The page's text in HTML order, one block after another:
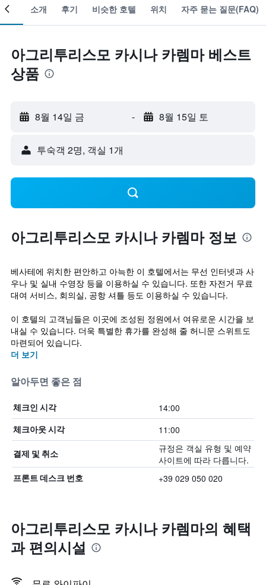
객실 소개 후기 비슷한 호텔 위치 자주 묻는 질문(FAQ)
아그리투리스모 카시나 카렘마 베스트
상품
8월 14일 금 - 8월 15일 토
​투숙객 2​명, ​객실 1개
아그리투리스모 카시나 카렘마 정보
베사테에 위치한 편안하고 아늑한 이 호텔에서는 무선 인터넷과 사
우나 및 실내 수영장 등을 이용하실 수 있습니다. 또한 자전거 무료
대여 서비스, 회의실, 공항 셔틀 등도 이용하실 수 있습니다.
이 호텔의 고객님들은 이곳에 조성된 정원에서 여유로운 시간을 보
내실 수 있습니다. 더욱 특별한 휴가를 완성해 줄 허니문 스위트도
마련되어 있습니다.
더 보기
알아두면 좋은 점
체크인 시각 14:00
체크아웃 시각 11:00
결제 및 취소
규정은 객실 유형 및 예약
사이트에 따라 다릅니다.
프론트 데스크 번호 +39 029 050 020
아그리투리스모 카시나 카렘마의 혜택​
과 편의시설